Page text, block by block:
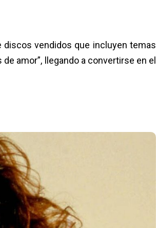
vendidos que incluyen temas
amor”, llegando a convertirse en el